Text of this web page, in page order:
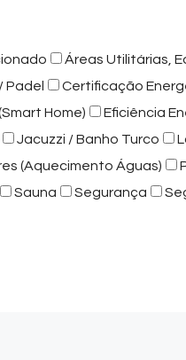
Áreas Utilitárias,
Padel Certificação
Home) Eficiência
Jacuzzi / Banho Turco
(Aquecimento Águas)
Sauna Segurança